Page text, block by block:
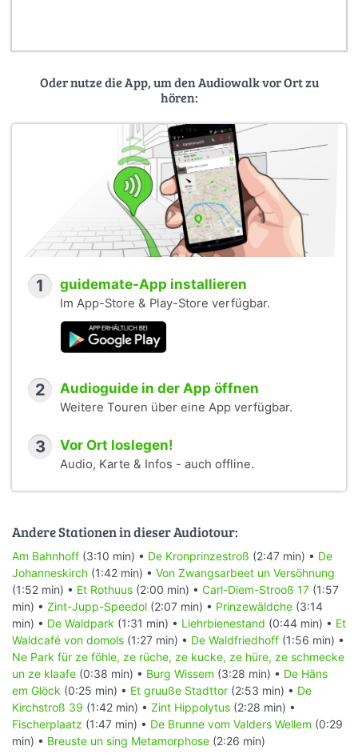
Oder nutze die App, um den Audiowalk vor Ort zu
hören:
1 guidemate-App installieren
Im App-Store & Play-Store verfügbar.
2 Audioguide in der App öffnen
Weitere Touren über eine App verfügbar.
3 Vor Ort loslegen!
Audio, Karte & Infos - auch offline.
Andere Stationen in dieser Audiotour:
Am Bahnhoff (3:10 min) • De Kronprinzestroß (2:47 min) • De
Johanneskirch (1:42 min) • Von Zwangsarbeet un Versöhnung
(1:52 min) • Et Rothuus (2:00 min) • Carl-Diem-Strooß 17 (1:57
min) • Zint-Jupp-Speedol (2:07 min) • Prinzewäldche (3:14
min) • De Waldpark (1:31 min) • Liehrbienestand (0:44 min) • Et
Waldcafé von domols (1:27 min) • De Waldfriedhoff (1:56 min) •
Ne Park für ze föhle, ze rüche, ze kucke, ze hüre, ze schmecke
un ze klaafe (0:38 min) • Burg Wissem (3:28 min) • De Häns
em Glöck (0:25 min) • Et gruuße Stadttor (2:53 min) • De
Kirchstroß 39 (1:42 min) • Zint Hippolytus (2:28 min) •
Fischerplaatz (1:47 min) • De Brunne vom Valders Wellem (0:29
min) • Breuste un sing Metamorphose (2:26 min)